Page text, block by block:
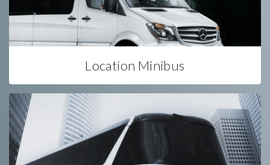
Location Minibus